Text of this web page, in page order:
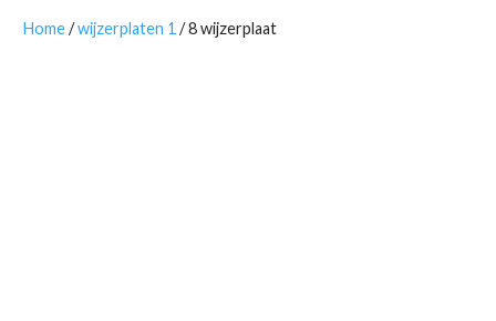
Home/wijzerplaten 1 / 8 wijzerplaat